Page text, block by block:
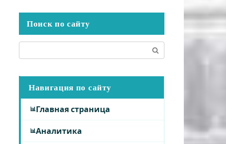
Поиск по сайту
Навигация по сайту
Главная страница
Аналитика